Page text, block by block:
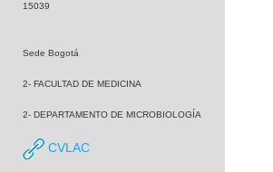
15039
Sede Bogotá
2- FACULTAD DE MEDICINA
2- DEPARTAMENTO DE MICROBIOLOGÍA
CVLAC